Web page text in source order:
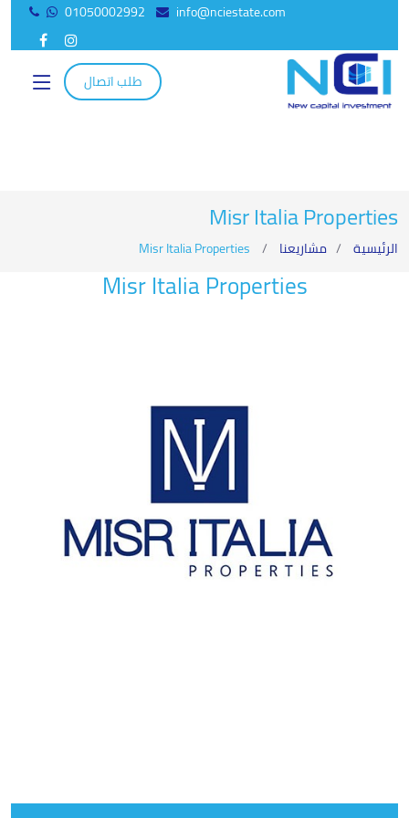
01050002992 info@nciestate.com
FacebookInstagram
طلب اتصال
Misr Italia Properties
الرئيسية مشاريعنا
Misr Italia Properties